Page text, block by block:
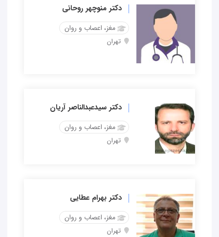
دکتر منوچهر روحانی
مغز، اعصاب و روان
تهران
دکتر سیدعبدالناصر آریان
مغز، اعصاب و روان
تهران
دکتر بهرام عطایی
مغز، اعصاب و روان
تهران